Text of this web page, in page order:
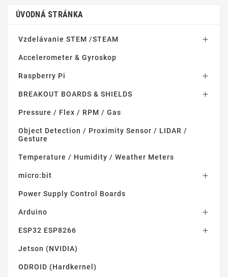
ÚVODNÁ STRÁNKA
Vzdelávanie STEM /STEAM 
Accelerometer & Gyroskop
Raspberry Pi 
BREAKOUT BOARDS & SHIELDS 
Pressure / Flex / RPM / Gas
Object Detection / Proximity Sensor / LIDAR /
Gesture
Temperature / Humidity / Weather Meters
micro:bit 
Power Supply Control Boards
Arduino 
ESP32 ESP8266 
Jetson (NVIDIA)
ODROID (Hardkernel)